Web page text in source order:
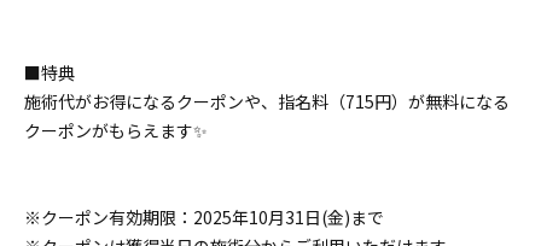
■特典
施術代がお得になるクーポンや、指名料（715円）が無料になる
クーポンがもらえます✨
※クーポン有効期限：2025年10月31日(金)まで